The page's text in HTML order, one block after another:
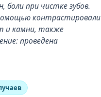
боли при чистке зубов.
контрастировали
и камни, также
проведена